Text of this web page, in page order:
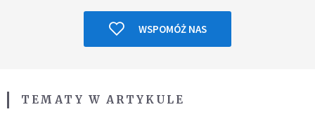
WSPOMÓŻ NAS
TEMATY W ARTYKULE